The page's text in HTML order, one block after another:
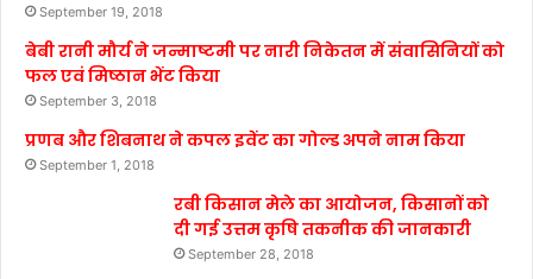
September 19, 2018
बेबी रानी मौर्य ने जन्माष्टमी पर नारी निकेतन में संवासिनियों को
फल एवं मिष्ठान भेंट किया
September 3, 2018
प्रणब और शिबनाथ ने कपल इवेंट का गोल्ड अपने नाम किया
September 1, 2018
रबी किसान मेले का आयोजन, किसानों को
दी गई उत्तम कृषि तकनीक की जानकारी
September 28, 2018